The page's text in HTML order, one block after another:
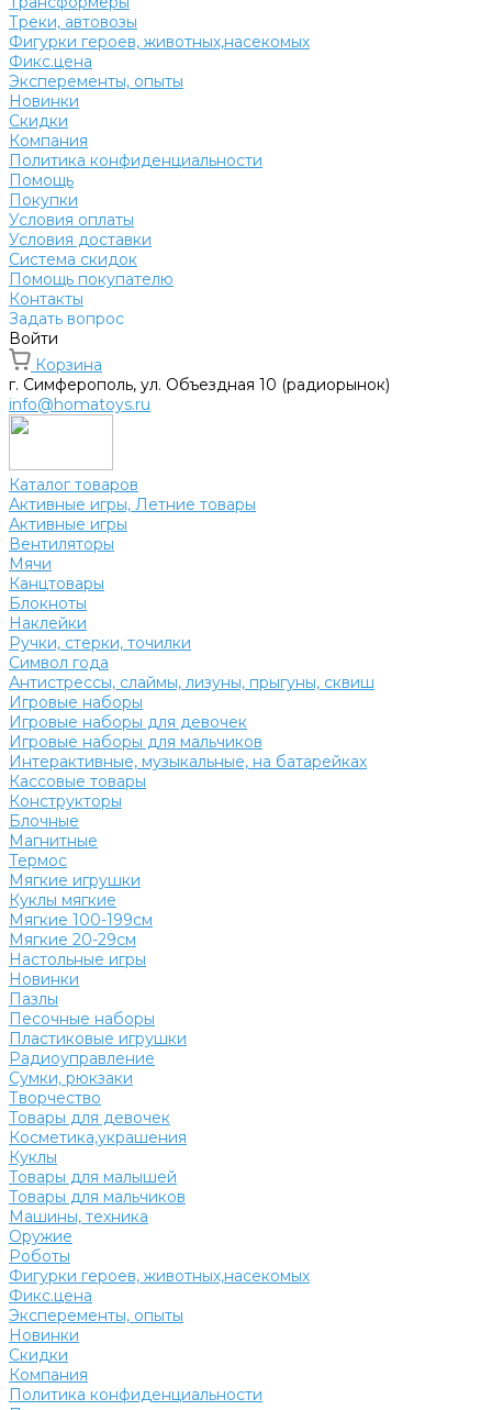
Треки, автовозы
Фигурки героев, животных,насекомых
Фикс.цена
Эксперементы, опыты
Новинки
Скидки
Компания
Политика конфиденциальности
Помощь
Покупки
Условия оплаты
Условия доставки
Система скидок
Помощь покупателю
Контакты
Задать вопрос
Войти
Корзина
г. Симферополь, ул. Объездная 10 (радиорынок)
info@homatoys.ru
Каталог товаров
Активные игры, Летние товары
Активные игры
Вентиляторы
Мячи
Канцтовары
Блокноты
Наклейки
Ручки, стерки, точилки
Символ года
Антистрессы, слаймы, лизуны, прыгуны, сквиш
Игровые наборы
Игровые наборы для девочек
Игровые наборы для мальчиков
Интерактивные, музыкальные, на батарейках
Кассовые товары
Конструкторы
Блочные
Магнитные
Термос
Мягкие игрушки
Куклы мягкие
Мягкие 100-199см
Мягкие 20-29см
Настольные игры
Новинки
Пазлы
Песочные наборы
Пластиковые игрушки
Радиоуправление
Сумки, рюкзаки
Творчество
Товары для девочек
Косметика,украшения
Куклы
Товары для малышей
Товары для мальчиков
Машины, техника
Оружие
Роботы
Фигурки героев, животных,насекомых
Фикс.цена
Эксперементы, опыты
Новинки
Скидки
Компания
Политика конфиденциальности